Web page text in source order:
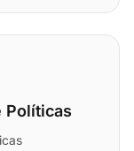
Políticas